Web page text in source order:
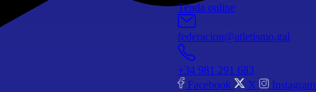
Tenda online
federacion@atletismo.gal
+34 981 291 683
Facebook
X Instagram